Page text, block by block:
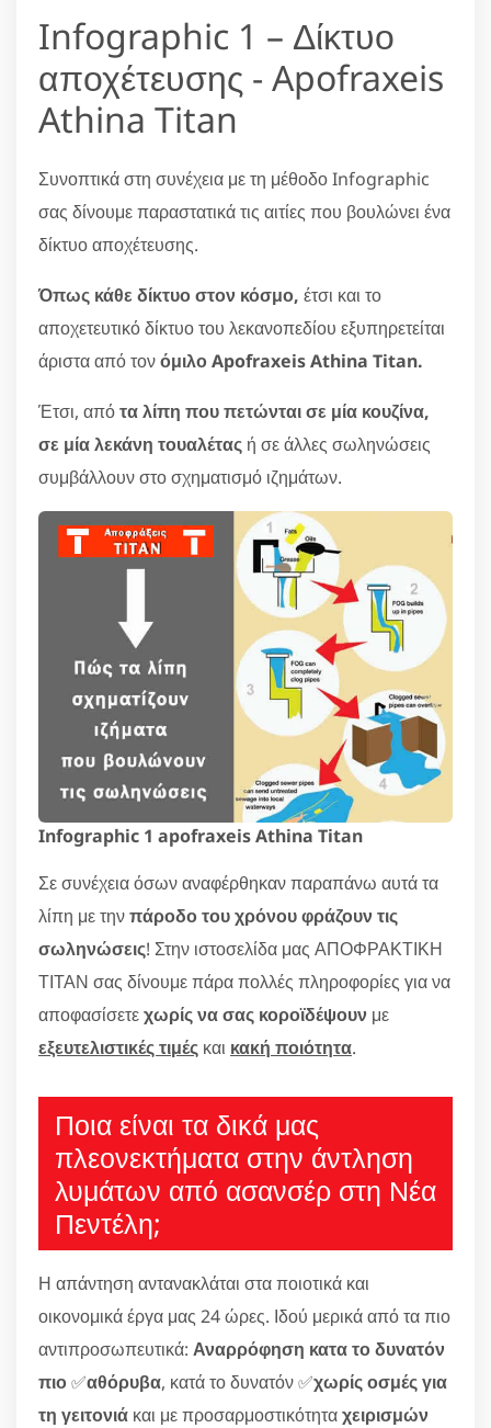
Infographic 1 – Δίκτυο
αποχέτευσης - Apofraxeis
Athina Titan
Συνοπτικά στη συνέχεια με τη μέθοδο Infographic
σας δίνουμε παραστατικά τις αιτίες που βουλώνει ένα
δίκτυο αποχέτευσης.
Όπως κάθε δίκτυο στον κόσμο, έτσι και το
αποχετευτικό δίκτυο του λεκανοπεδίου εξυπηρετείται
άριστα από τονόμιλο Apofraxeis Athina Titan.
Έτσι, απότα λίπη που πετώνται σε μία κουζίνα,
σε μία λεκάνη τουαλέτας ή σε άλλες σωληνώσεις
συμβάλλουν στο σχηματισμό ιζημάτων.
Infographic 1 apofraxeis Athina Titan
Σε συνέχεια όσων αναφέρθηκαν παραπάνω αυτά τα
λίπη με τηνπάροδο του χρόνου φράζουν τις
σωληνώσεις! Στην ιστοσελίδα μας ΑΠΟΦΡΑΚΤΙΚΗ
ΤΙΤΑΝ σας δίνουμε πάρα πολλές πληροφορίες για να
αποφασίσετεχωρίς να σας κοροϊδέψουν με
εξευτελιστικές τιμές και κακή ποιότητα.
Ποια είναι τα δικά μας
πλεονεκτήματα στην άντληση
λυμάτων από ασανσέρ στη Νέα
Πεντέλη;
Η απάντηση αντανακλάται στα ποιοτικά και
οικονομικά έργα μας 24 ώρες. Ιδού μερικά από τα πιο
αντιπροσωπευτικά: Αναρρόφηση κατα το δυνατόν
πιο✅αθόρυβα, κατά το δυνατόν ✅χωρίς οσμές για
τη γειτονιά και με προσαρμοστικότηταχειρισμών